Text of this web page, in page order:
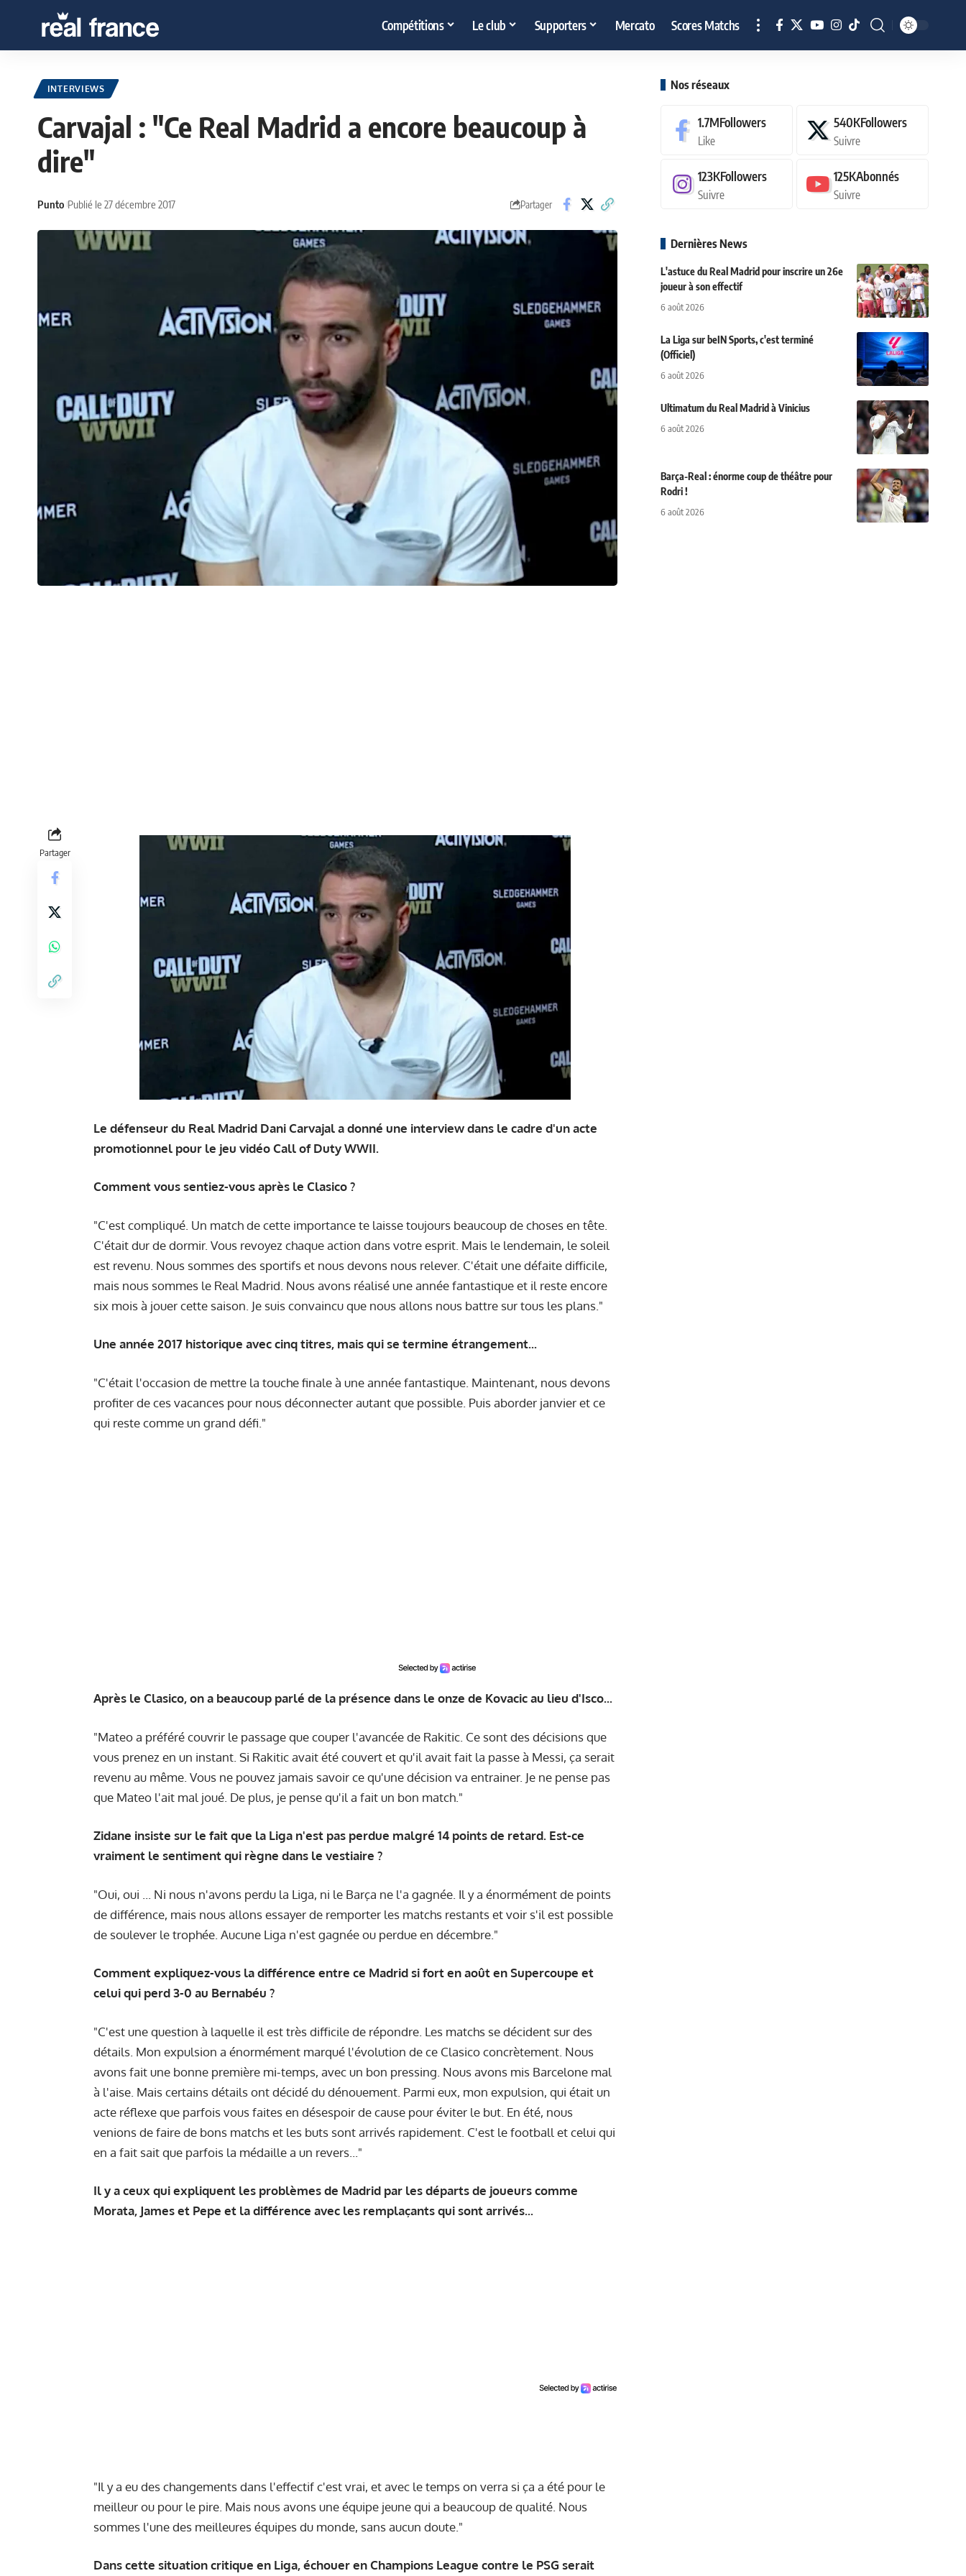
Compétitions Le club Supporters Mercato Scores Matchs
INTERVIEWS
Carvajal : "Ce Real Madrid a encore beaucoup à
dire"
Punto Publié le 27 décembre 2017 Partager
Partager
Le défenseur du Real Madrid Dani Carvajal a donné une interview dans le cadre d'un acte
promotionnel pour le jeu vidéo Call of Duty WWII.
Comment vous sentiez-vous après le Clasico ?
"C'est compliqué. Un match de cette importance te laisse toujours beaucoup de choses en tête.
C'était dur de dormir. Vous revoyez chaque action dans votre esprit. Mais le lendemain, le soleil
est revenu. Nous sommes des sportifs et nous devons nous relever. C'était une défaite difficile,
mais nous sommes le Real Madrid. Nous avons réalisé une année fantastique et il reste encore
six mois à jouer cette saison. Je suis convaincu que nous allons nous battre sur tous les plans."
Une année 2017 historique avec cinq titres, mais qui se termine étrangement...
"C'était l'occasion de mettre la touche finale à une année fantastique. Maintenant, nous devons
profiter de ces vacances pour nous déconnecter autant que possible. Puis aborder janvier et ce
qui reste comme un grand défi."
Après le Clasico, on a beaucoup parlé de la présence dans le onze de Kovacic au lieu d'Isco...
"Mateo a préféré couvrir le passage que couper l'avancée de Rakitic. Ce sont des décisions que
vous prenez en un instant. Si Rakitic avait été couvert et qu'il avait fait la passe à Messi, ça serait
revenu au même. Vous ne pouvez jamais savoir ce qu'une décision va entrainer. Je ne pense pas
que Mateo l'ait mal joué. De plus, je pense qu'il a fait un bon match."
Zidane insiste sur le fait que la Liga n'est pas perdue malgré 14 points de retard. Est-ce
vraiment le sentiment qui règne dans le vestiaire ?
"Oui, oui ... Ni nous n'avons perdu la Liga, ni le Barça ne l'a gagnée. Il y a énormément de points
de différence, mais nous allons essayer de remporter les matchs restants et voir s'il est possible
de soulever le trophée. Aucune Liga n'est gagnée ou perdue en décembre."
Comment expliquez-vous la différence entre ce Madrid si fort en août en Supercoupe et
celui qui perd 3-0 au Bernabéu ?
"C'est une question à laquelle il est très difficile de répondre. Les matchs se décident sur des
détails. Mon expulsion a énormément marqué l'évolution de ce Clasico concrètement. Nous
avons fait une bonne première mi-temps, avec un bon pressing. Nous avons mis Barcelone mal
à l'aise. Mais certains détails ont décidé du dénouement. Parmi eux, mon expulsion, qui était un
acte réflexe que parfois vous faites en désespoir de cause pour éviter le but. En été, nous
venions de faire de bons matchs et les buts sont arrivés rapidement. C'est le football et celui qui
en a fait sait que parfois la médaille a un revers..."
Il y a ceux qui expliquent les problèmes de Madrid par les départs de joueurs comme
Morata, James et Pepe et la différence avec les remplaçants qui sont arrivés...
"Il y a eu des changements dans l'effectif c'est vrai, et avec le temps on verra si ça a été pour le
meilleur ou pour le pire. Mais nous avons une équipe jeune qui a beaucoup de qualité. Nous
sommes l'une des meilleures équipes du monde, sans aucun doute."
Dans cette situation critique en Liga, échouer en Champions League contre le PSG serait
Nos réseaux
1.7MFollowers
Like
540KFollowers
Suivre
123KFollowers
Suivre
125KAbonnés
Suivre
Dernières News
L'astuce du Real Madrid pour inscrire un 26e
joueur à son effectif
6 août 2026
La Liga sur beIN Sports, c'est terminé
(Officiel)
6 août 2026
Ultimatum du Real Madrid à Vinicius
6 août 2026
Barça-Real : énorme coup de théâtre pour
Rodri !
6 août 2026